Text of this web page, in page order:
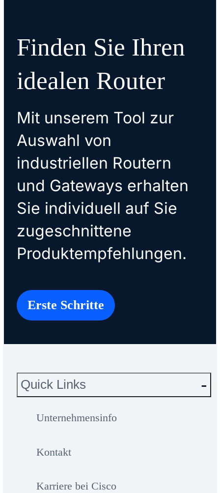
Finden Sie Ihren
idealen Router
Mit unserem Tool zur
Auswahl von
industriellen Routern
und Gateways erhalten
Sie individuell auf Sie
zugeschnittene
Produktempfehlungen.
Erste Schritte
Quick Links
Unternehmensinfo
Kontakt
Karriere bei Cisco